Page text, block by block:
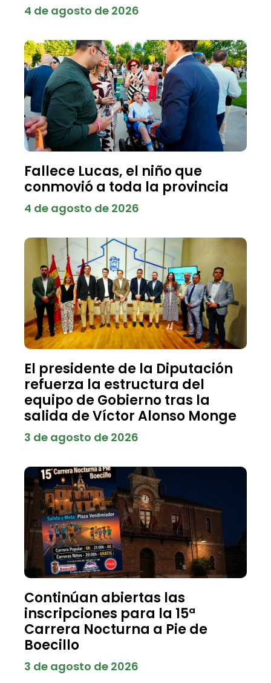
4 de agosto de 2026
Fallece Lucas, el niño que
conmovió a toda la provincia
4 de agosto de 2026
El presidente de la Diputación
refuerza la estructura del
equipo de Gobierno tras la
salida de Víctor Alonso Monge
3 de agosto de 2026
Continúan abiertas las
inscripciones para la 15ª
Carrera Nocturna a Pie de
Boecillo
3 de agosto de 2026